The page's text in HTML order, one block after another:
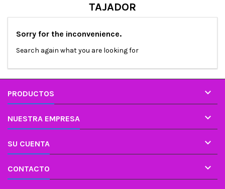
TAJADOR
Sorry for the inconvenience.
Search again what you are looking for
PRODUCTOS 
NUESTRA EMPRESA 
SU CUENTA 
CONTACTO 